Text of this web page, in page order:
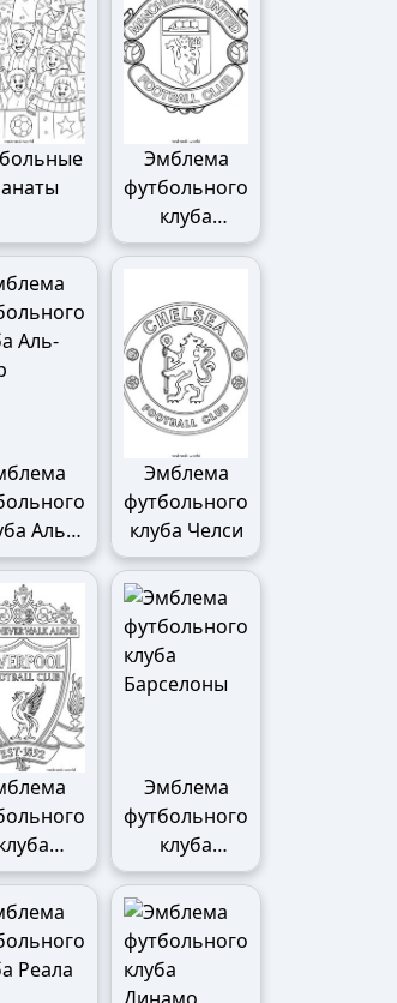
Эмблема
футбольного
клуба
Манчестер
Аль-
Наср
Эмблема
футбольного
клуба Челси
Эмблема
футбольного
клуба
Барселоны